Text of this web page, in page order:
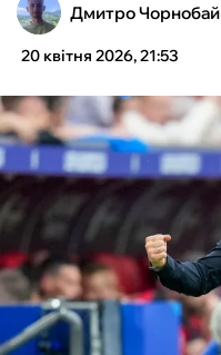
ТЕНІС
КІБЕРСПОРТ
ЧС-2026
ФУТЗАЛ
ІНШІ
БУКМЕКЕРИ
Дмитро Чорнобай
20 квітня 2026, 21:53